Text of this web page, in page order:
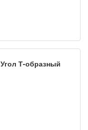
Угол Т-образный